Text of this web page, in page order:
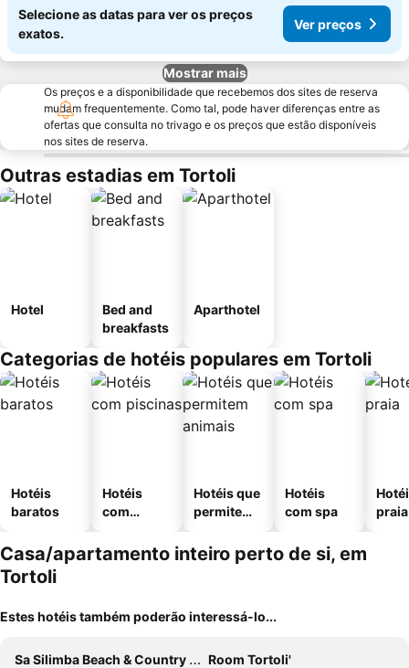
Selecione as datas para ver os preços
exatos.
Ver preços
Mostrar mais
Os preços e a disponibilidade que recebemos dos sites de reserva
mudam frequentemente. Como tal, pode haver diferenças entre as
ofertas que consulta no trivago e os preços que estão disponíveis
nos sites de reserva.
Outras estadias em Tortoli
Hotel
Bed and
breakfasts
Aparthotel
Categorias de hotéis populares em Tortoli
Hotéis
baratos
Hotéis
com
Hotéis que
permitem
Hotéis
com spa
praia
Casa/apartamento inteiro perto de si, em
Tortoli
Estes hotéis também poderão interessá-lo...
Sa Silimba Beach & Country Suites
Room Tortoli'